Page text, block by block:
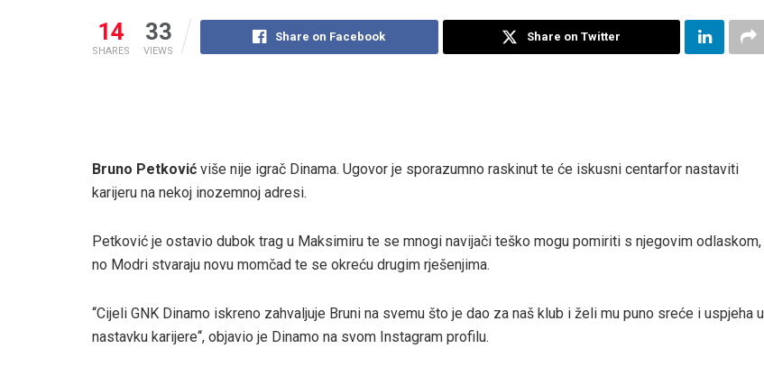
14
SHARES
33
VIEWS
Share on Facebook Share on Twitter
Bruno Petković više nije igrač Dinama. Ugovor je sporazumno raskinut te će iskusni centarfor nastaviti
karijeru na nekoj inozemnoj adresi.
Petković je ostavio dubok trag u Maksimiru te se mnogi navijači teško mogu pomiriti s njegovim odlaskom,
no Modri stvaraju novu momčad te se okreću drugim rješenjima.
‘‘Cijeli GNK Dinamo iskreno zahvaljuje Bruni na svemu što je dao za naš klub i želi mu puno sreće i uspjeha u
nastavku karijere‘‘, objavio je Dinamo na svom Instagram profilu.